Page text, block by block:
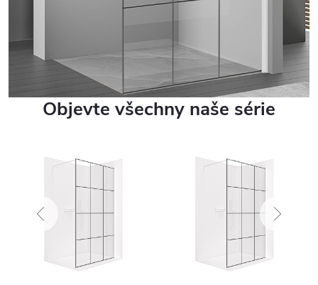
Objevte všechny naše série